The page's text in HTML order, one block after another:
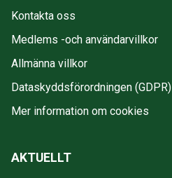
Kontakta oss
Medlems -och användarvillkor
Allmänna villkor
Dataskyddsförordningen (GDPR)
Mer information om cookies
AKTUELLT